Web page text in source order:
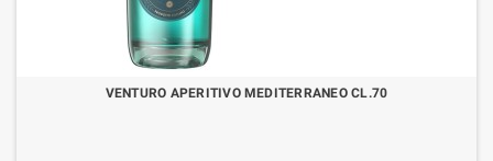
VENTURO APERITIVO MEDITERRANEO CL.70